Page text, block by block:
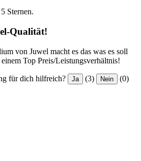
Sternen.
Qualität!
von Juwel macht es das was es soll
Top Preis/Leistungsverhältnis!
für dich hilfreich? Ja (3) Nein (0)